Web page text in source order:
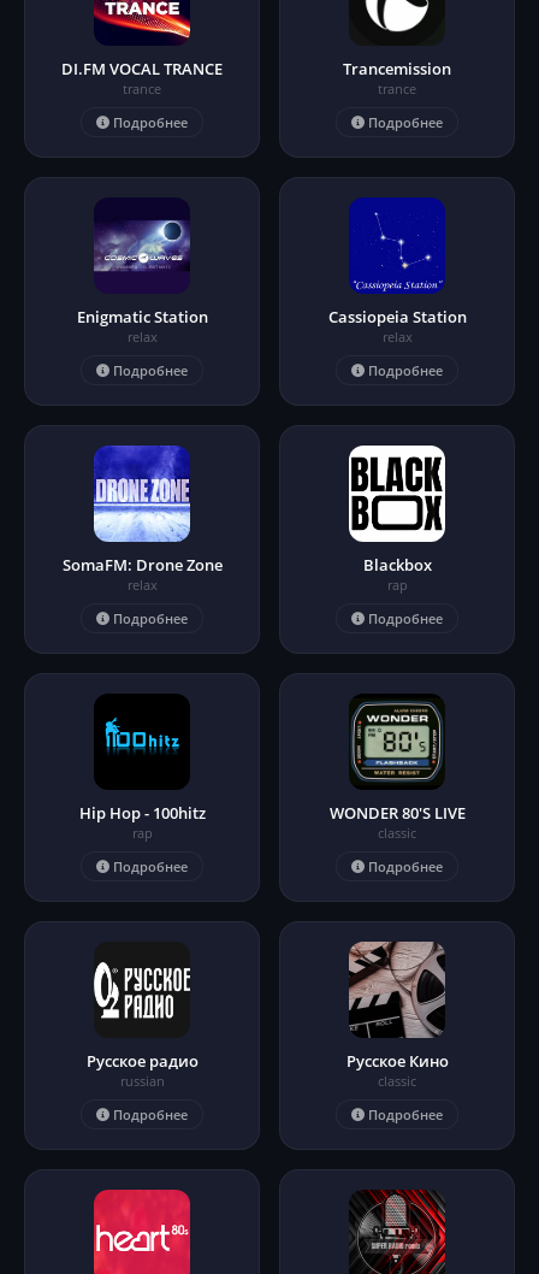
DI.FM VOCAL TRANCE
trance
Подробнее
Trancemission
trance
Подробнее
Enigmatic Station
relax
Подробнее
Cassiopeia Station
relax
Подробнее
SomaFM: Drone Zone
relax
Подробнее
Blackbox
rap
Подробнее
Hip Hop - 100hitz
rap
Подробнее
WONDER 80'S LIVE
classic
Подробнее
Русское радио
russian
Подробнее
Русское Кино
classic
Подробнее